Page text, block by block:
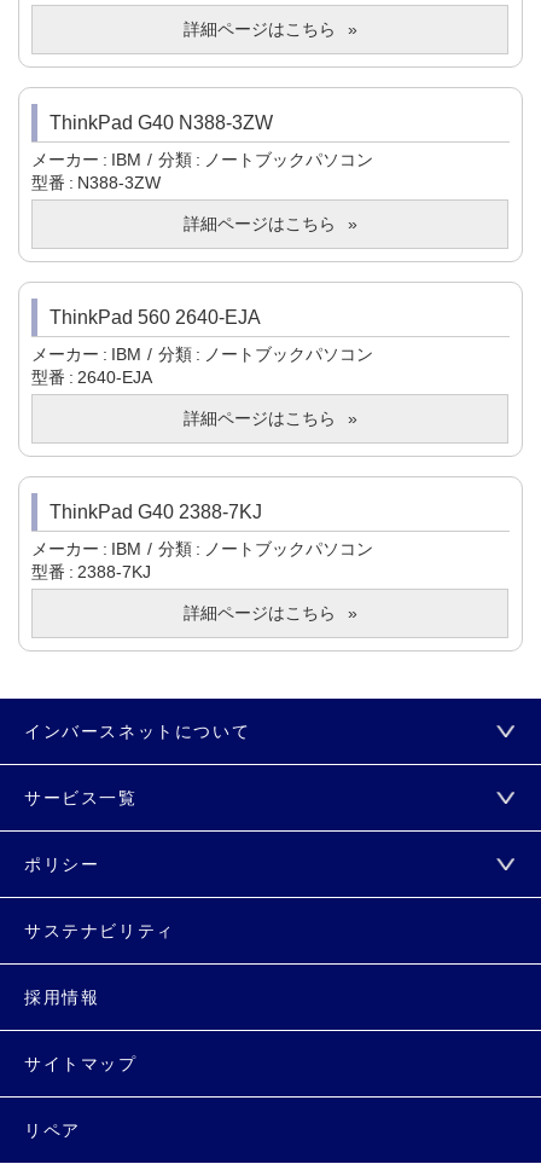
詳細ページはこちら
ThinkPad G40 N388-3ZW
メーカー IBM 分類
ノートブックパソコン
型番
N388-3ZW
詳細ページはこちら
ThinkPad 560 2640-EJA
メーカー IBM 分類
ノートブックパソコン
型番
2640-EJA
詳細ページはこちら
ThinkPad G40 2388-7KJ
メーカー IBM 分類
ノートブックパソコン
型番
2388-7KJ
詳細ページはこちら
インバースネットについて
サービス一覧
ポリシー
サステナビリティ
採用情報
サイトマップ
リペア